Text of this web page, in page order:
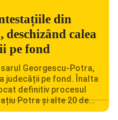
din
deschizând calea
pe fond
Georgescu-Potra,
judecății pe fond. Înalta
definitiv procesul
Potra și alte 20 de
împotriva